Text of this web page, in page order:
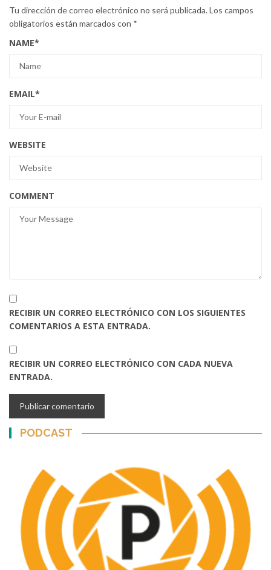
Tu dirección de correo electrónico no será publicada.Los campos
obligatorios están marcados con *
NAME*
EMAIL*
WEBSITE
COMMENT
RECIBIR UN CORREO ELECTRÓNICO CON LOS SIGUIENTES
COMENTARIOS A ESTA ENTRADA.
RECIBIR UN CORREO ELECTRÓNICO CON CADA NUEVA
ENTRADA.
PODCAST